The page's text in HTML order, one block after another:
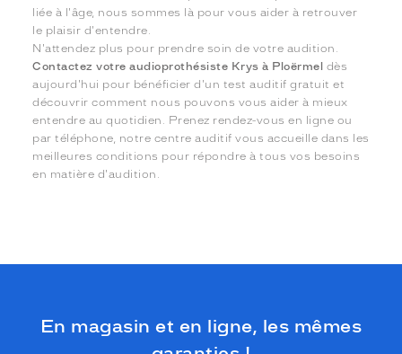
liée à l'âge, nous sommes là pour vous aider à retrouver
le plaisir d'entendre.
N'attendez plus pour prendre soin de votre audition.
Contactez votre audioprothésiste Krys à Ploërmel dès
aujourd'hui pour bénéficier d'un test auditif gratuit et
découvrir comment nous pouvons vous aider à mieux
entendre au quotidien. Prenez rendez-vous en ligne ou
par téléphone, notre centre auditif vous accueille dans les
meilleures conditions pour répondre à tous vos besoins
en matière d'audition.
En magasin et en ligne, les mêmes